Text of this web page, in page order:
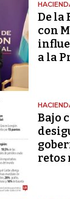
De la
con
a la
Bajo
retos